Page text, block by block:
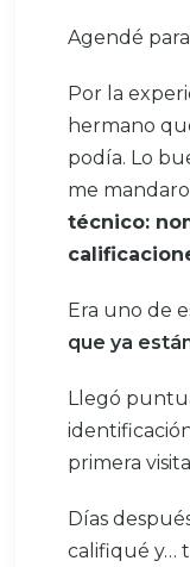
Agendé
Por la
hermano
podía. Lo
me
técnico:
Era uno de
que ya
Llegó
primera
Días
califiqué y…